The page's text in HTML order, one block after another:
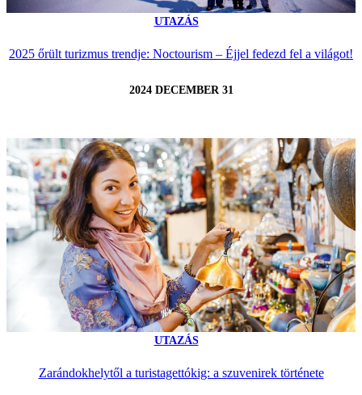
UTAZÁS
2025 őrült turizmus trendje: Noctourism – Éjjel fedezd fel a világot!
2024 DECEMBER 31
UTAZÁS
Zarándokhelytől a turistagettókig: a szuvenirek története